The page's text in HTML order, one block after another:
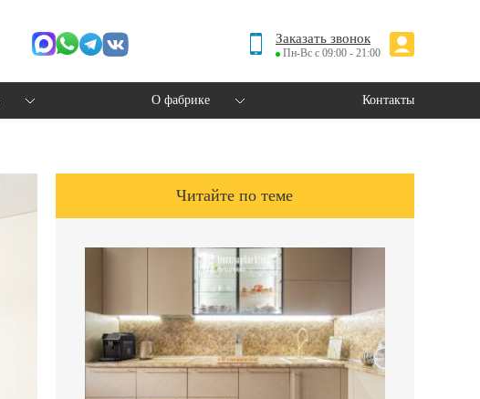
Заказать звонок
Пн-Вс с 09:00 - 21:00
О фабрике Контакты
Читайте по теме